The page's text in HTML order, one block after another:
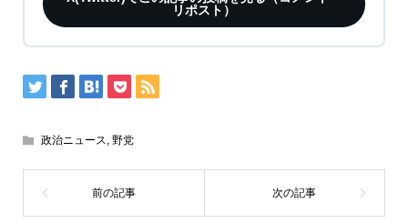
リポスト）
政治ニュース, 野党